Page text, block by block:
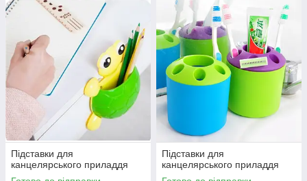
Підставки для
канцелярського приладдя
Підставки для
канцелярського приладдя